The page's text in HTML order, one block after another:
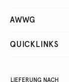
AWWG
QUICKLINKS
LIEFERUNG NACH